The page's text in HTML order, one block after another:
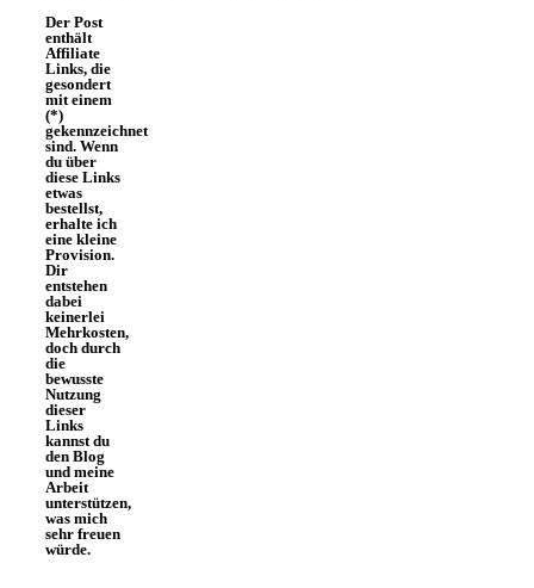
Der Post
enthält
Affiliate
Links, die
gesondert
mit einem
(*)
gekennzeichnet
sind. Wenn
du über
diese Links
etwas
bestellst,
erhalte ich
eine kleine
Provision.
Dir
entstehen
dabei
keinerlei
Mehrkosten,
doch durch
die
bewusste
Nutzung
dieser
Links
kannst du
den Blog
und meine
Arbeit
unterstützen,
was mich
sehr freuen
würde.